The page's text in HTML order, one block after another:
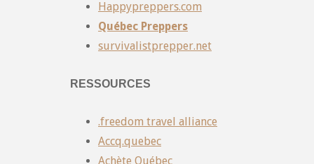
Happypreppers.com
Québec Preppers
survivalistprepper.net
RESSOURCES
.freedom travel alliance
Accq.quebec
Achète Québec